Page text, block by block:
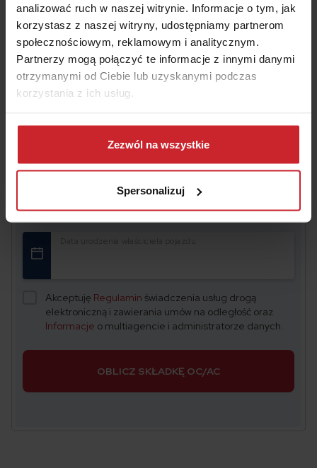
analizować ruch w naszej witrynie. Informacje o tym, jak
korzystasz z naszej witryny, udostępniamy partnerom
społecznościowym, reklamowym i analitycznym.
Partnerzy mogą połączyć te informacje z innymi danymi
otrzymanymi od Ciebie lub uzyskanymi podczas
korzystania z ich usług.
Dowiedz się więcej na temat tego, kim jesteśmy, jak
można się z nami skontaktować i w jaki sposób
przetwarzamy dane osobowe w ramachPolityki
Zezwól na wszystkie
Spersonalizuj
edukacja mogą sprawić, że polskie drogi staną się
bardziej przyjazne dla wszystkich użytkowników.
Oszczędź naOC/AC– wyceń i kup w 2 minuty
Akceptuję Regulamin świadczenia usług drogą
elektroniczną i zawierania umów na odległość oraz
Informacje o multiagencie i administratorze danych.
OBLICZ SKŁADKĘ OC/AC